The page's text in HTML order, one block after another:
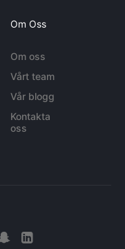
Om Oss
Om oss
Vårt team
Vår blogg
Kontakta
oss